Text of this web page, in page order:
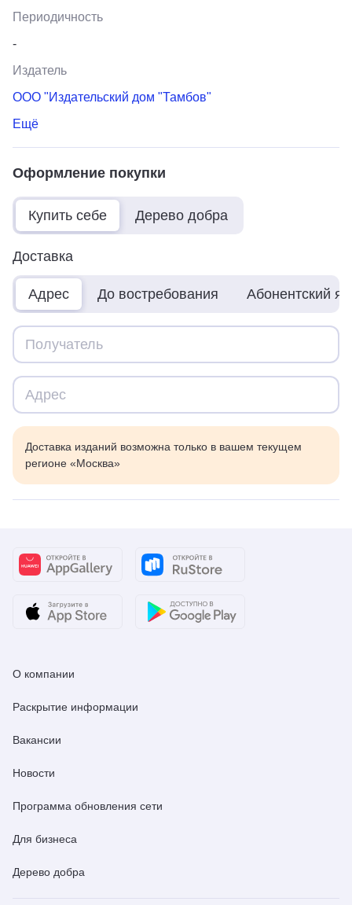
Периодичность
-
Издатель
ООО "Издательский дом "Тамбов"
Ещё
Оформление покупки
Купить себе Дерево добра
Доставка
Адрес До востребования Абонентский
Доставка изданий возможна только в вашем текущем
регионе «Москва»
О компании
Раскрытие информации
Вакансии
Новости
Программа обновления сети
Для бизнеса
Дерево добра